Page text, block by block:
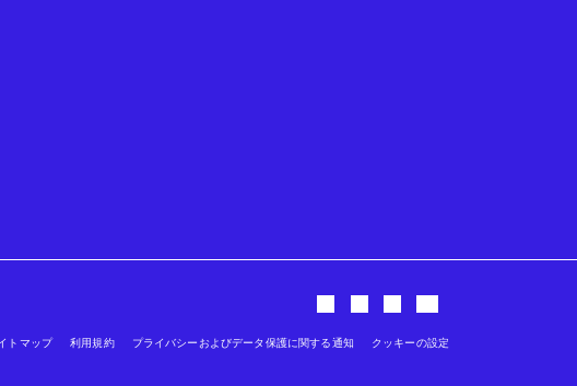
トマップ 利用規約 プライバシーおよびデータ保護に関する通知 クッキーの設定